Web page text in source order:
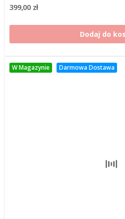
399,00 zł
Dodaj do
W Magazynie Darmowa Dostawa